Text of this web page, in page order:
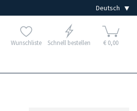
Wunschliste Schnell bestellen € 0,00